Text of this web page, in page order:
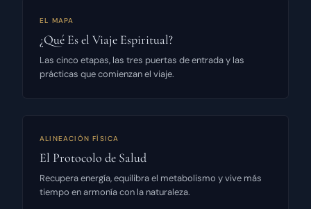
EL MAPA
¿Qué Es el Viaje Espiritual?
Las cinco etapas, las tres puertas de entrada y las
prácticas que comienzan el viaje.
ALINEACIÓN FÍSICA
El Protocolo de Salud
Recupera energía, equilibra el metabolismo y vive más
tiempo en armonía con la naturaleza.